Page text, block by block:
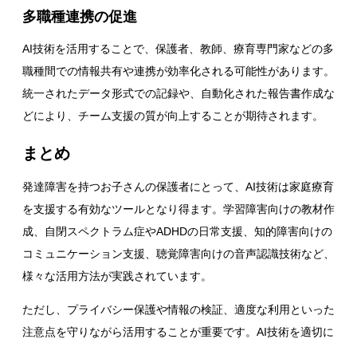
多職種連携の促進
AI技術を活用することで、保護者、教師、療育専門家などの多
職種間での情報共有や連携が効率化される可能性があります。
統一されたデータ形式での記録や、自動化された報告書作成な
どにより、チーム支援の質が向上することが期待されます。
まとめ
発達障害を持つお子さんの保護者にとって、AI技術は家庭療育
を支援する有効なツールとなり得ます。学習障害向けの教材作
成、自閉スペクトラム症やADHDの日常支援、知的障害向けの
コミュニケーション支援、聴覚障害向けの音声認識技術など、
様々な活用方法が実践されています。
ただし、プライバシー保護や情報の検証、適度な利用といった
注意点を守りながら活用することが重要です。AI技術を適切に